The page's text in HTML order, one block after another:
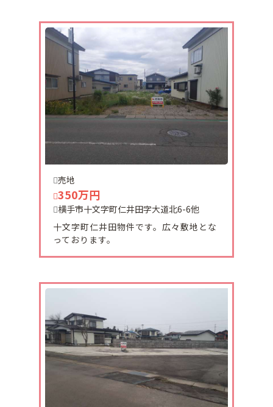
2024-01-10
セリーヌ7番館 105号室 仮予約になりました。
有難うございます。
2024-01-06
新年あけましておめでとうございます。
今年も皆様に不動産に関する様々な情報をお伝えし
2023-12-28
今年も残すところ後僅かになりました。
本年もたくさんのお客様にお声がけ頂き誠にありが
とうございました。
来年もよろしくお願い致します。
尚、当社は１２月２9日（金）午後から～１月4日
（木）迄お休みとなります。
大雄中古住宅ご予約して頂きました。
有難うございます。
本日、湯沢市成沢売収益物件仮予約して頂きまし
売地
350万円
横手市十文字町仁井田字大道北6-6他
十文字町仁井田物件です。広々敷地とな
っております。